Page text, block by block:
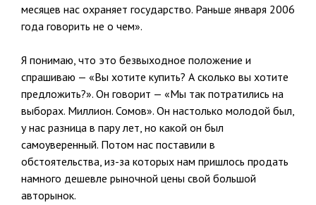
месяцев нас охраняет государство. Раньше января 2006
года говорить не о чем».
Я понимаю, что это безвыходное положение и
спрашиваю — «Вы хотите купить? А сколько вы хотите
предложить?». Он говорит — «Мы так потратились на
выборах. Миллион. Сомов». Он настолько молодой был,
у нас разница в пару лет, но какой он был
самоуверенный. Потом нас поставили в
обстоятельства, из-за которых нам пришлось продать
намного дешевле рыночной цены свой большой
авторынок.